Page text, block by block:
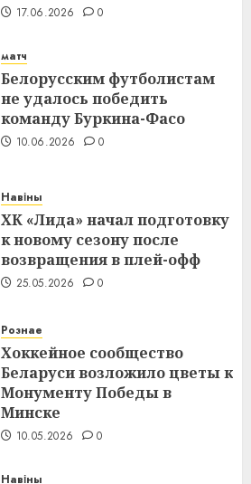
17.06.2026 0
матч
Белорусским футболистам
не удалось победить
команду Буркина-Фасо
10.06.2026 0
Навіны
ХК «Лида» начал подготовку
к новому сезону после
возвращения в плей-офф
25.05.2026 0
Рознае
Хоккейное сообщество
Беларуси возложило цветы к
Монументу Победы в
Минске
10.05.2026 0
Навіны